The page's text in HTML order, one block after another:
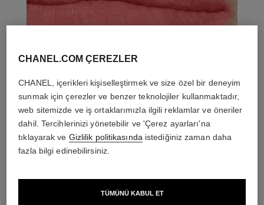
THE PERFECT MATCH
CHANEL.COM ÇEREZLER
CHANEL, içerikleri kişiselleştirmek ve size özel bir deneyim
sunmak için çerezler ve benzer teknolojiler kullanmaktadır,
web sitemizde ve iş ortaklarımızla ilgili reklamlar ve öneriler
dahil. Tercihlerinizi yönetebilir ve 'Çerez ayarları'na
tıklayarak ve Gizlilik politikasında istediğiniz zaman daha
fazla bilgi edinebilirsiniz.
TÜMÜNÜ KABUL ET